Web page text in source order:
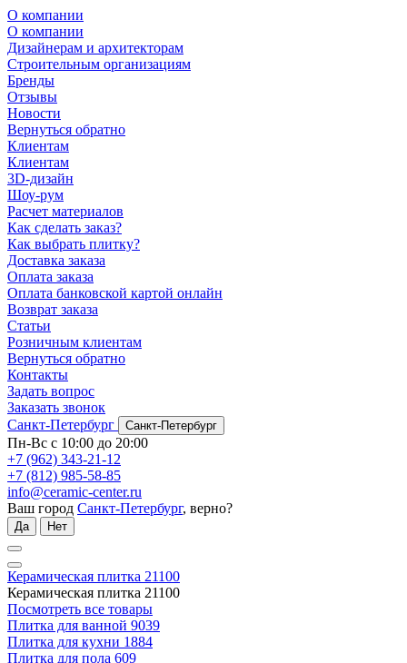
О компании
О компании
Дизайнерам и архитекторам
Строительным организациям
Бренды
Отзывы
Новости
Вернуться обратно
Клиентам
Клиентам
3D-дизайн
Шоу-рум
Расчет материалов
Как сделать заказ?
Как выбрать плитку?
Доставка заказа
Оплата заказа
Оплата банковской картой онлайн
Возврат заказа
Статьи
Розничным клиентам
Вернуться обратно
Контакты
Задать вопрос
Заказать звонок
Санкт-Петербург
Санкт-Петербург
Пн-Вс с 10:00 до 20:00
+7 (962) 343-21-12
+7 (812) 985-58-85
info@ceramic-center.ru
Ваш город Санкт-Петербург, верно?
Да Нет
Керамическая плитка 21100
Керамическая плитка 21100
Посмотреть все товары
Плитка для ванной 9039
Плитка для кухни 1884
Плитка для пола 609